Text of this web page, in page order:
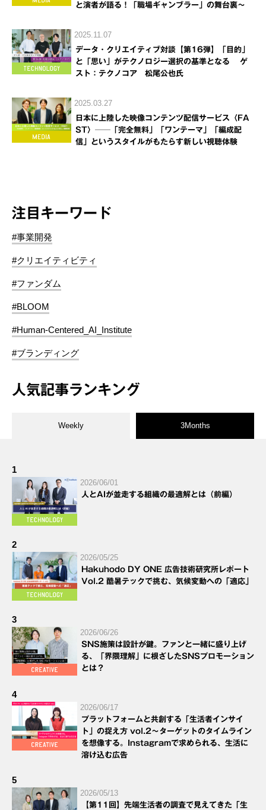
と演者が語る！「職場ギャンブラー」の舞台裏～
2025.11.07
データ・クリエイティブ対談【第16弾】「目的」
と「思い」がテクノロジー選択の基準となる ゲ
スト：テクノコア 松尾公也氏
2025.03.27
日本に上陸した映像コンテンツ配信サービス〈FA
ST〉──「完全無料」「ワンテーマ」「編成配
信」というスタイルがもたらす新しい視聴体験
注目キーワード
#事業開発
#クリエイティビティ
#ファンダム
#BLOOM
#Human-Centered_AI_Institute
#ブランディング
人気記事ランキング
Weekly 3Months
1
2026/06/01
人とAIが並走する組織の最適解とは（前編）
2
2026/05/25
Hakuhodo DY ONE 広告技術研究所レポート
Vol.2 酷暑テックで挑む、気候変動への「適応」
3
2026/06/26
SNS施策は設計が鍵。ファンと一緒に盛り上げ
る、「界隈理解」に根ざしたSNSプロモーション
とは？
4
2026/06/17
プラットフォームと共創する「生活者インサイ
ト」の捉え方 vol.2～ターゲットのタイムライン
を想像する。Instagramで求められる、生活に
溶け込む広告
5
2026/05/13
【第11回】先端生活者の調査で見えてきた「生